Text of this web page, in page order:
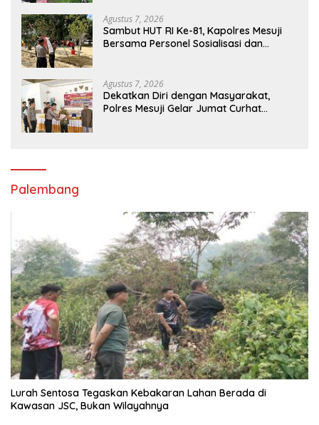
Agustus 7, 2026
Sambut HUT RI Ke-81, Kapolres Mesuji
Bersama Personel Sosialisasi dan
Agustus 7, 2026
Dekatkan Diri dengan Masyarakat,
Polres Mesuji Gelar Jumat Curhat
Palembang
Lurah Sentosa Tegaskan Kebakaran Lahan Berada di
Kawasan JSC, Bukan Wilayahnya